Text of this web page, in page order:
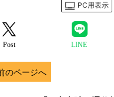
PC用表示
Post LINE
のページへ